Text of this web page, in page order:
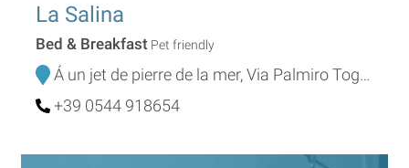
La Salina
Bed & Breakfast Pet friendly
Á un jet de pierre de la mer, Via Palmiro Togliatti 22
+39 0544 918654